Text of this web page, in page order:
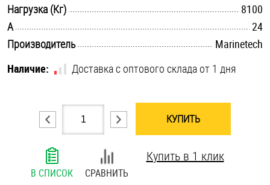
Хомуты
Шайбы
Шпильки
Штифты и пальцы
Нагрузка (Кг)
8100
A
24
Производитель
Marinetech
Наличие:
Доставка с оптового склада от 1 дня
КУПИТЬ
В СПИСОК СРАВНИТЬ
Купить в 1 клик